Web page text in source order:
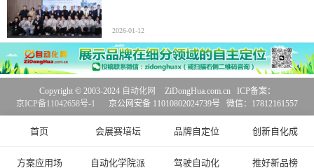
2026-01-12
首页 会展赛培坛 品牌自定位 创新自化成
方案应用场 自动化学院派 驾驶自动化 推好新品榜
Copyright © 2003-2024 自动化网
ZiDongHua.com.cn ICP备案：
京ICP备11042658号-1
京公网安备 11010802024739号 微信：17812161557